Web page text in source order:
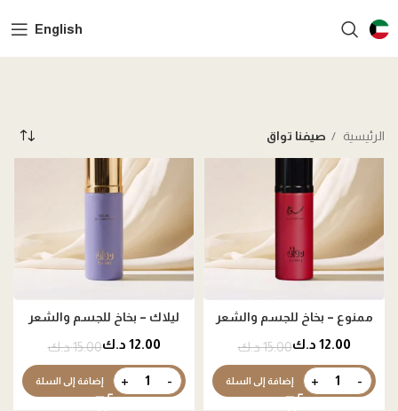
English
الرئيسية صيفنا تواق
ممنوع – بخاخ للجسم والشعر
15.00د.ك 12.00 د.ك
إضافة إلى السلة
ليلاك – بخاخ للجسم والشعر
15.00د.ك 12.00 د.ك
إضافة إلى السلة